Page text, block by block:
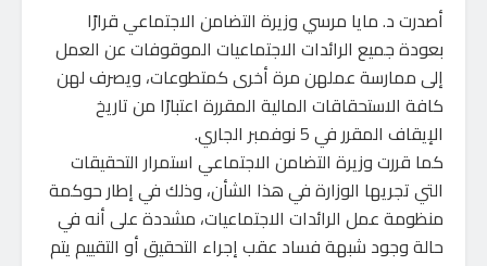
أصدرت د. مايا مرسي وزيرة التضامن الاجتماعي قرارًا
بعودة جميع الرائدات الاجتماعيات الموقوفات عن العمل
إلى ممارسة عملهن مرة أخرى كمتطوعات، ويصرف لهن
كافة الاستحقاقات المالية المقررة اعتبارًا من تاريخ
الإيقاف المقرر في 5 نوفمبر الجاري.
كما قررت وزيرة التضامن الاجتماعي استمرار التحقيقات
التي تجريها الوزارة في هذا الشأن، وذلك في إطار حوكمة
منظومة عمل الرائدات الاجتماعيات، مشددة على أنه في
حالة وجود شبهة فساد عقب إجراء التحقيق أو التقييم يتم